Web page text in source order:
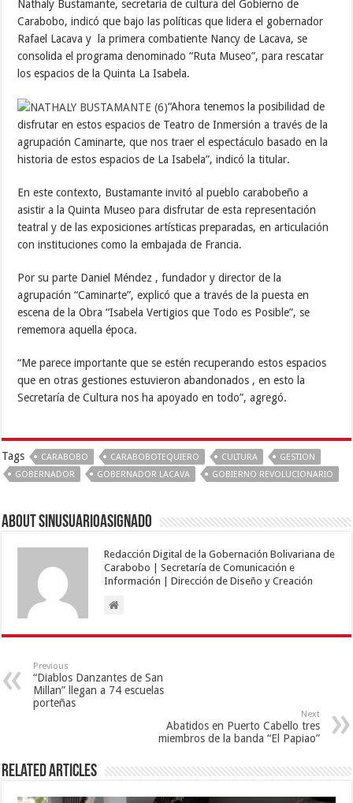
Nathaly Bustamante, secretaria de cultura del Gobierno de
Carabobo, indicó que bajo las políticas que lidera el gobernador
Rafael Lacava y la primera combatiente Nancy de Lacava, se
consolida el programa denominado “Ruta Museo”, para rescatar
los espacios de la Quinta La Isabela.
“Ahora tenemos la posibilidad de
disfrutar en estos espacios de Teatro de Inmersión a través de la
agrupación Caminarte, que nos traer el espectáculo basado en la
historia de estos espacios de La Isabela”, indicó la titular.
En este contexto, Bustamante invitó al pueblo carabobeño a
asistir a la Quinta Museo para disfrutar de esta representación
teatral y de las exposiciones artísticas preparadas, en articulación
con instituciones como la embajada de Francia.
Por su parte Daniel Méndez , fundador y director de la
agrupación “Caminarte”, explicó que a través de la puesta en
escena de la Obra “Isabela Vertigios que Todo es Posible”, se
rememora aquella época.
“Me parece importante que se estén recuperando estos espacios
que en otras gestiones estuvieron abandonados , en esto la
Secretaría de Cultura nos ha apoyado en todo”, agregó.
Tags CARABOBO CARABOBOTEQUIERO CULTURA
GESTION
GOBERNADOR
GOBERNADOR LACAVA GOBIERNO REVOLUCIONARIO
About sinusuarioasignado
Redacción Digital de la Gobernación Bolivariana de
Carabobo | Secretaría de Comunicación e
Información | Dirección de Diseño y Creación
Previous
“Diablos Danzantes de San
Millan” llegan a 74 escuelas
porteñas
Next
Abatidos en Puerto Cabello tres
miembros de la banda “El Papiao”
Related Articles